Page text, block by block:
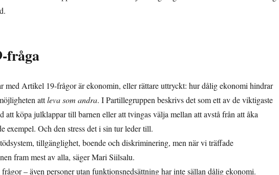
fråga
med Artikel 19-frågor är ekonomin, eller rättare uttryckt: hur dålig ekonomi hindrar
attleva som andra. I Partillegruppen beskrivs det som ett av de viktigaste
att köpa julklappar till barnen eller att tvingas välja mellan att avstå från att åka
exempel. Och den stress det i sin tur leder till.
tillgänglighet, boende och diskriminering, men när vi träffade
fram mest av alla, säger Mari Siilsalu.
– även personer utan funktionsnedsättning har inte sällan dålig ekonomi.